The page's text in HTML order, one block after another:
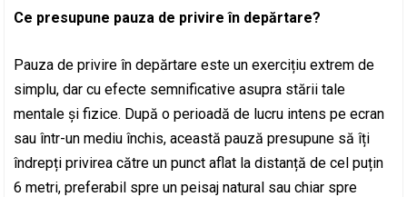
Ce presupune pauza de privire în depărtare?
Pauza de privire în depărtare este un exercițiu extrem de
simplu, dar cu efecte semnificative asupra stării tale
mentale și fizice. După o perioadă de lucru intens pe ecran
sau într-un mediu închis, această pauză presupune să îți
îndrepți privirea către un punct aflat la distanță de cel puțin
6 metri, preferabil spre un peisaj natural sau chiar spre